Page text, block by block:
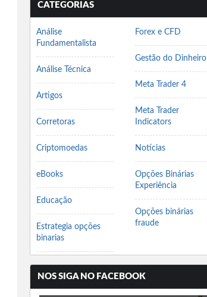
CATEGORIAS
Análise
Fundamentalista
Análise Técnica
Artigos
Corretoras
Criptomoedas
eBooks
Educação
Estrategia opções
binarias
Forex e CFD
Gestão do Dinheiro
Meta Trader 4
Meta Trader
Indicators
Notícias
Opções Binárias
Experiência
Opções binárias
fraude
NOS SIGA NO FACEBOOK